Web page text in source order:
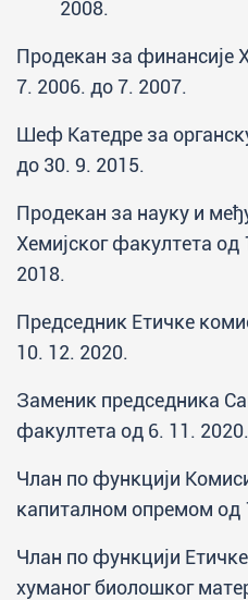
2008.
Продекан за финансије
7. 2006. до 7. 2007.
Шеф Катедре за
до 30. 9. 2015.
Продекан за науку и
Хемијског факултета од
2018.
Председник Етичке
10. 12. 2020.
Заменик председника
факултета од 6. 11.
Члан по функцији
капиталном опремом од
Члан по функцији
хуманог биолошког